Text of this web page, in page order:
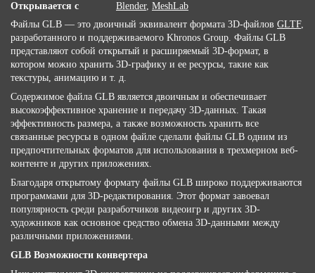
Открывается с
Blender, MeshLab
Файлы GLB — это двоичный эквивалент формата 3D-файлов GLTF,
разработанного и поддерживаемого Khronos Group. Файлы GLB
представляют собой открытый и расширяемый 3D-формат, в
котором можно хранить 3D-графику и ее ресурсы, такие как
текстуры, анимацию и т. д.
Содержимое файла GLB является двоичным и обеспечивает
высокоэффективное хранение и передачу 3D-данных. Такая
эффективность размера, а также возможность хранить все
связанные ресурсы в одном файле сделали файлы GLB одним из
предпочтительных форматов для использования в трехмерном веб-
контенте и других приложениях.
Благодаря открытому формату файлы GLB широко поддерживаются
программами для 3D-редактирования. Этот формат завоевал
популярность среди разработчиков видеоигр и других 3D-
художников как основное средство обмена 3D-данными между
различными приложениями.
GLB Возможности конвертера